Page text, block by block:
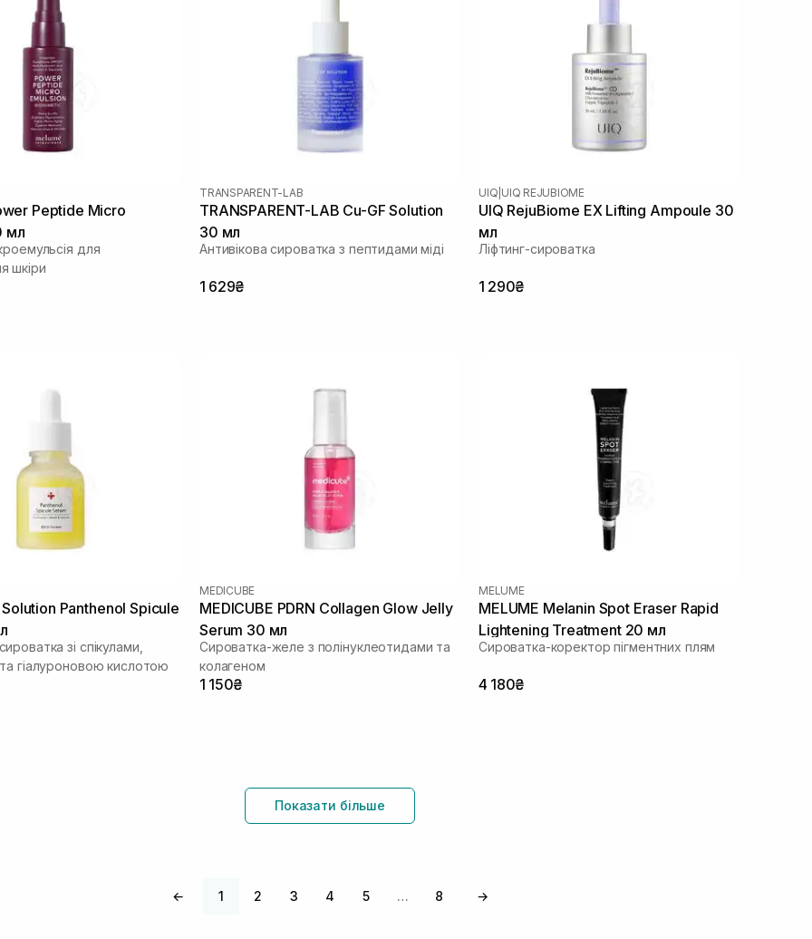
Peptide Micro
мл
для
шкіри
TRANSPARENT-LAB
TRANSPARENT-LAB Cu-GF Solution
30 мл
Антивікова сироватка з пептидами міді
1 629₴
UIQ UIQ REJUBIOME
UIQ RejuBiome EX Lifting Ampoule 30
мл
Ліфтинг-сироватка
1 290₴
Solution Panthenol Spicule
зі спікулами,
гіалуроновою кислотою
MEDICUBE
MEDICUBE PDRN Collagen Glow Jelly
Serum 30 мл
Сироватка-желе з полінуклеотидами та
колагеном
1 150₴
MELUME
MELUME Melanin Spot Eraser Rapid
Lightening Treatment 20 мл
Сироватка-коректор пігментних плям
4 180₴
Показати більше
← 1 2 3 4 5 … 8 →